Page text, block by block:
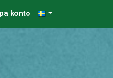
konto